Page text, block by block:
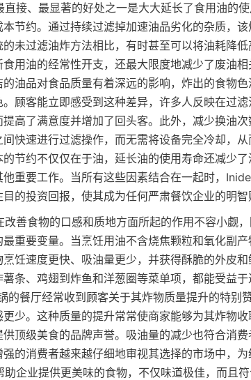
接、最显著的好处之一是大大延长了食用油的
节约。通过持续过滤掉加速油品劣化的杂质，
的未过滤油炸方法相比，有时甚至可以将油耗降
用油的经常性开支，还最大限度地减少了废油
油品对食品质量有着深远的影响，炸出的食物
顾客能立即感受到这种差异，许多人反映在过
高了满意度并增加了回头客。此外，减少换油次
间快速进行过滤操作，而无需将设备完全冷却，
节约不仅仅在于油，延长油的使用寿命还减少
重要工作。当所有这些因素结合在一起时，
的投资回报，使其成为任何严肃餐饮企业的明智
改善食物的口感和质地方面所起的作用不容小觑
重要变量。当烹饪用油不含烧焦颗粒和氧化副
饪速度更快、吸油量更少，并获得酥脆的外皮
条、鸡翅到炸鱼和洋葱圈等菜单项，都能受益
的餐厅经常收到顾客关于其炸物质量提升的特别
少。这种质量的提升常常使商家能够为其炸物
顶级美食的品牌声誉。吸油量的减少也符合消费
的消费者越来越仔细地审视其选择的市场中，为
助企业提供更美味的食物，不仅味道极佳，而且